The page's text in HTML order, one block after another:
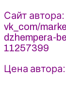
Сайт автора:
vk_com/
dzhempera-
11257399
Цена автора: